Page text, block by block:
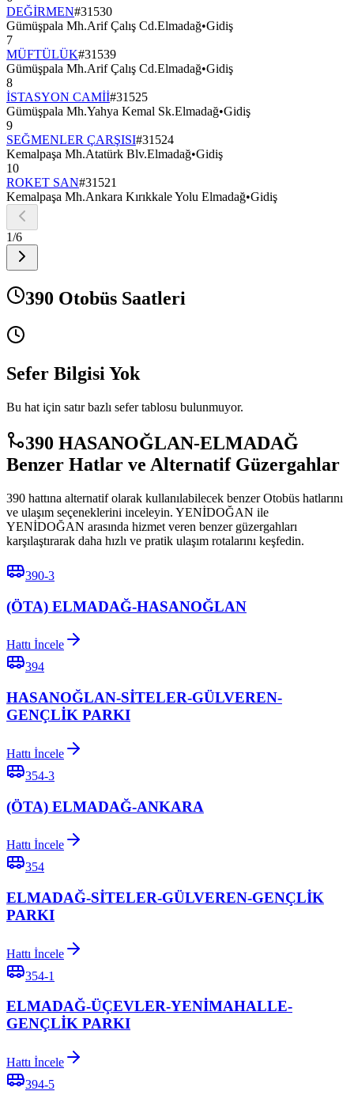
DEĞİRMEN#31530
Gümüşpala Mh.Arif Çalış Cd.Elmadağ•Gidiş
7
MÜFTÜLÜK#31539
Gümüşpala Mh.Arif Çalış Cd.Elmadağ•Gidiş
8
İSTASYON CAMİİ#31525
Gümüşpala Mh.Yahya Kemal Sk.Elmadağ•Gidiş
9
SEĞMENLER ÇARŞISI#31524
Kemalpaşa Mh.Atatürk Blv.Elmadağ•Gidiş
10
ROKET SAN#31521
Kemalpaşa Mh.Ankara Kırıkkale Yolu Elmadağ•Gidiş
1/6
390 Otobüs Saatleri
Sefer Bilgisi Yok
Bu hat için satır bazlı sefer tablosu bulunmuyor.
390 HASANOĞLAN-ELMADAĞ
Benzer Hatlar ve Alternatif Güzergahlar
390 hattına alternatif olarak kullanılabilecek benzer Otobüs hatlarını
ve ulaşım seçeneklerini inceleyin. YENİDOĞAN ile
YENİDOĞAN arasında hizmet veren benzer güzergahları
karşılaştırarak daha hızlı ve pratik ulaşım rotalarını keşfedin.
390-3
(ÖTA) ELMADAĞ-HASANOĞLAN
Hattı İncele
394
HASANOĞLAN-SİTELER-GÜLVEREN-
GENÇLİK PARKI
Hattı İncele
354-3
(ÖTA) ELMADAĞ-ANKARA
Hattı İncele
354
ELMADAĞ-SİTELER-GÜLVEREN-GENÇLİK
PARKI
Hattı İncele
354-1
ELMADAĞ-ÜÇEVLER-YENİMAHALLE-
GENÇLİK PARKI
Hattı İncele
394-5